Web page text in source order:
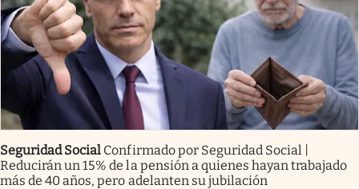
Seguridad Social Confirmado por Seguridad Social |
Reducirán un 15% de la pensión a quienes hayan trabajado
más de 40 años, pero adelanten su jubilación